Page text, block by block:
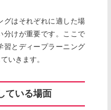
グはそれぞれに適した場
分けが重要です。ここで
習とディープラーニング
いきます。
ている場面